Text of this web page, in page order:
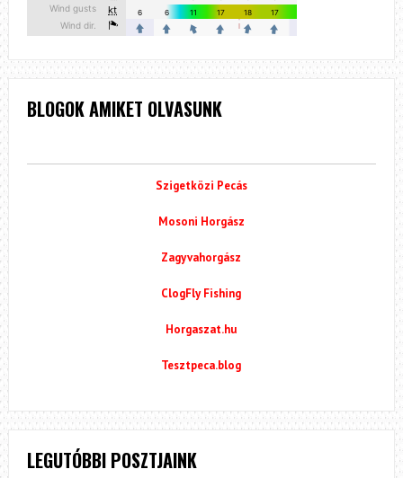
BLOGOK AMIKET OLVASUNK
Szigetközi Pecás
Mosoni Horgász
Zagyvahorgász
ClogFly Fishing
Horgaszat.hu
Tesztpeca.blog
LEGUTÓBBI POSZTJAINK